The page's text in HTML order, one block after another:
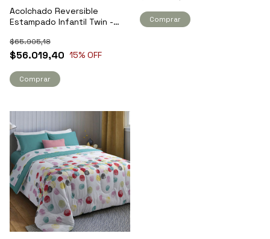
Acolchado Reversible
Estampado Infantil Twin -
$56.019,40
$65.905,18
15% OFF
Comprar
Comprar